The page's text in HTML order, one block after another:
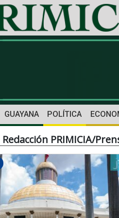
GUAYANA POLÍTICA
Redacción PRIMICIA/